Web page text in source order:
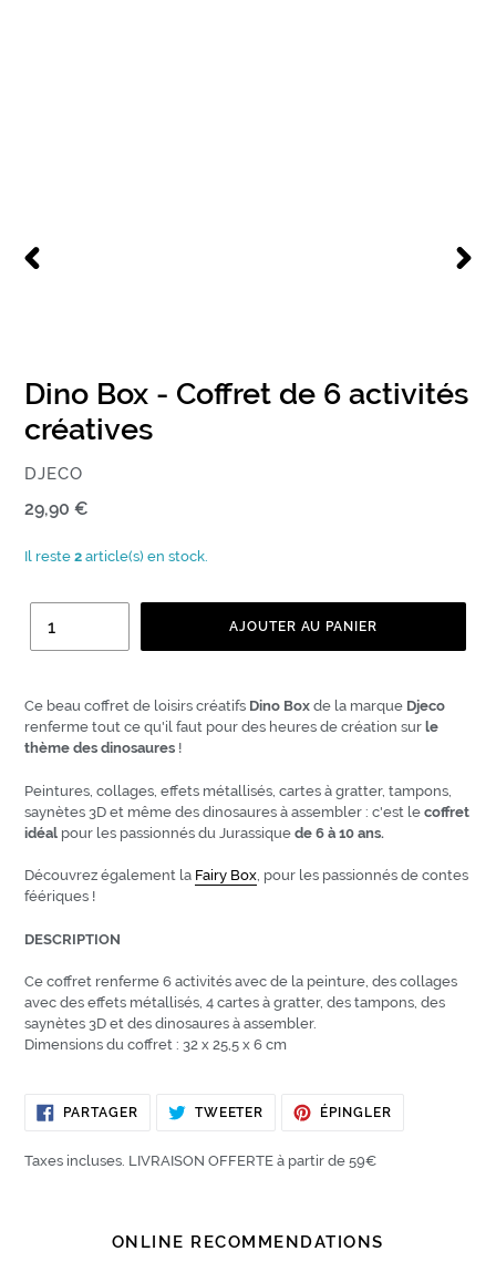
Dino Box - Coffret de 6 activités
créatives
ÉDITEUR
DJECO
Prix
29,90 €
Il reste 2 article(s) en stock.
AJOUTER AU PANIER
Ce beau coffret de loisirs créatifs Dino Box de la marque Djeco
renferme tout ce qu'il faut pour des heures de création sur le
thème des dinosaures !
Peintures, collages, effets métallisés, cartes à gratter, tampons,
saynètes 3D et même des dinosaures à assembler : c'est le coffret
idéal pour les passionnés du Jurassique de 6 à 10 ans.
Découvrez également la Fairy Box, pour les passionnés de contes
féériques !
DESCRIPTION
Ce coffret renferme 6 activités avec de la peinture, des collages
avec des effets métallisés, 4 cartes à gratter, des tampons, des
saynètes 3D et des dinosaures à assembler.
Dimensions du coffret : 32 x 25,5 x 6 cm
PARTAGERPARTAGERTWEETER TWEETERÉPINGLER
Taxes incluses. LIVRAISON OFFERTE à partir de 59€
ONLINE RECOMMENDATIONS